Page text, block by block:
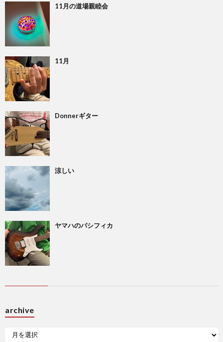
11月の道場親睦会
11月
Donnerギター
涼しい
ヤマハのパシフィカ
archive